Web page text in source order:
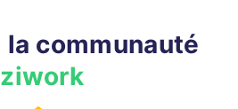
la communauté